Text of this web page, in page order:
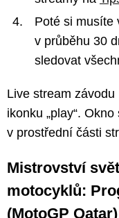
Poté si musíte
v průběhu 30
sledovat
Live stream
ikonku „play“.
v prostřední části
Mistrovství
motocyklů:
(MotoGP Qatar)